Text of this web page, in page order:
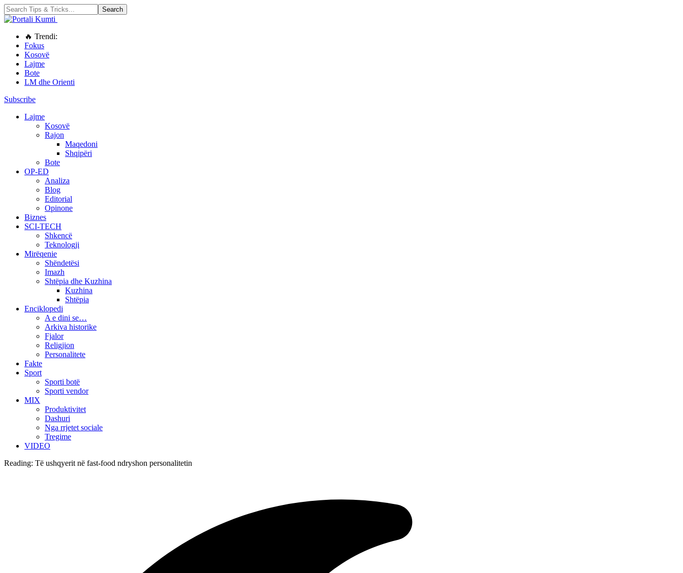
🔥 Trendi:
Fokus
Kosovë
Lajme
Bote
LM dhe Orienti
Subscribe
Lajme
Kosovë
Rajon
Maqedoni
Shqipëri
Bote
OP-ED
Analiza
Blog
Editorial
Opinone
Biznes
SCI-TECH
Shkencë
Teknologji
Mirëqenie
Shëndetësi
Imazh
Shtëpia dhe Kuzhina
Kuzhina
Shtëpia
Enciklopedi
A e dini se…
Arkiva historike
Fjalor
Religjion
Personalitete
Fakte
Sport
Sporti botë
Sporti vendor
MIX
Produktivitet
Dashuri
Nga rrjetet sociale
Tregime
VIDEO
Reading: Të ushqyerit në fast-food ndryshon personalitetin